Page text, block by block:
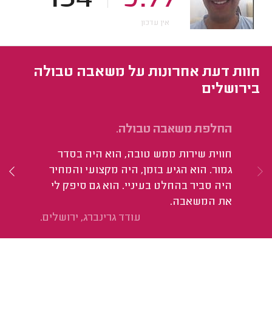
אין עדכון
חוות דעת אחרונות על משאבה טבולה
בירושלים
החלפת משאבה טבולה.
חווית שירות ממש טובה, הוא היה בסדר
גמור. הוא הגיע בזמן, היה מקצועי והמחיר
היה סביר בהחלט בעיניי. הוא גם סיפק לי
את המשאבה.
עודד גרינברג, ירושלים.